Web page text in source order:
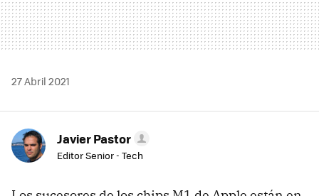
27 Abril 2021
Javier Pastor
Editor Senior - Tech